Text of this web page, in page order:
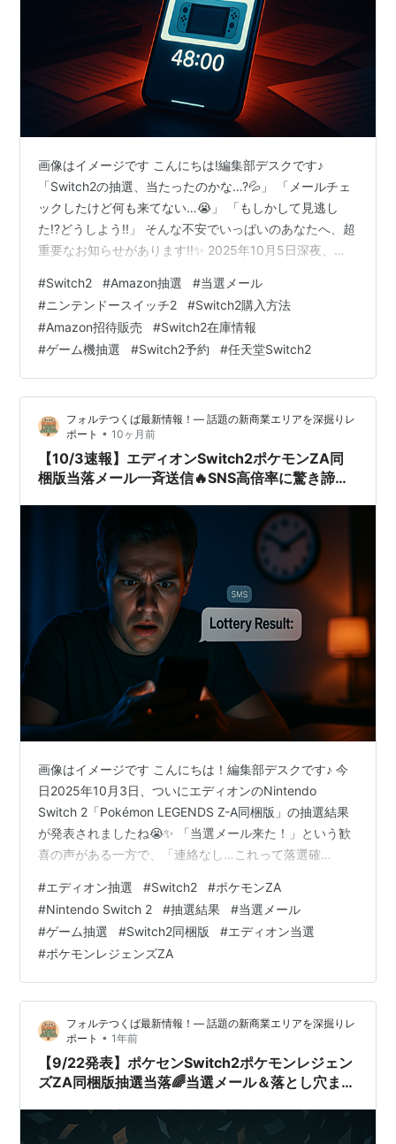
画像はイメージです こんにちは!編集部デスクです♪
「Switch2の抽選、当たったのかな…?💦」 「メールチェ
ックしたけど何も来てない…😭」 「もしかして見逃し
た!?どうしよう!!」 そんな不安でいっぱいのあなたへ、超
重要なお知らせがあります!!✨ 2025年10月5日深夜、
🔥 SNS上では「届いた!」「48時間以内に購入しなき
ゃ!」という喜びの声が続々!!💕 でも一方で「まだ来な
い…」「どこを確認すればいいの?」という不安の声もた
くさん寄せられています😢 この記事では、Amazon
Switch2抽選販売の当選メールについて、確…
#Switch2 #Amazon抽選 #当選メール
#ニンテンドースイッチ2 #Switch2購入方法
#Amazon招待販売 #Switch2在庫情報
#ゲーム機抽選 #Switch2予約 #任天堂Switch2
フォルテつくば最新情報！— 話題の新商業エリアを深掘りレ
ポート • 10ヶ月前
【10/3速報】エディオンSwitch2ポケモンZA同
梱版当落メール一斉送信🔥SNS高倍率に驚き諦め
画像はイメージです こんにちは！編集部デスクです♪ 今
日2025年10月3日、ついにエディオンのNintendo
Switch 2「Pokémon LEGENDS Z-A同梱版」の抽選結果
が発表されましたね😭✨ 「当選メール来た！」という歓
喜の声がある一方で、「連絡なし…これって落選確
声がSNSにあふれています🌊 編集部デスクも朝からX(旧
Twitter)を見続けていましたが、当選報告は本当にひと握
り。多くの人が「SMS来ない=落選」という現実を受け入
れているようです😢 でも、安心してください❗ この記事
では、エディオンの抽選結果に関する最新情…
#エディオン抽選 #Switch2 #ポケモンZA
#Nintendo Switch 2 #抽選結果 #当選メール
#ゲーム抽選 #Switch2同梱版 #エディオン当選
#ポケモンレジェンズZA
フォルテつくば最新情報！— 話題の新商業エリアを深掘りレ
ポート • 1年前
【9/22発表】ポケセンSwitch2ポケモンレジェン
ズZA同梱版抽選当落🌈当選メール＆落とし穴まと